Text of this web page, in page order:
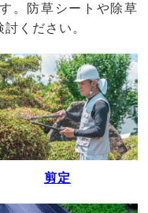
。防草シートや除草
ください。
剪定